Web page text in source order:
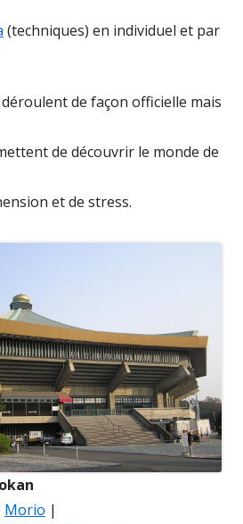
(techniques) en individuel et par
de façon officielle mais
de découvrir le monde de
et de stress.
Morio |